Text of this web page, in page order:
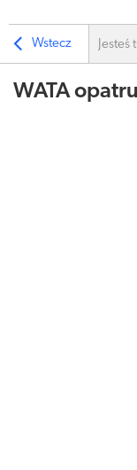
Wstecz Jesteś
WATA